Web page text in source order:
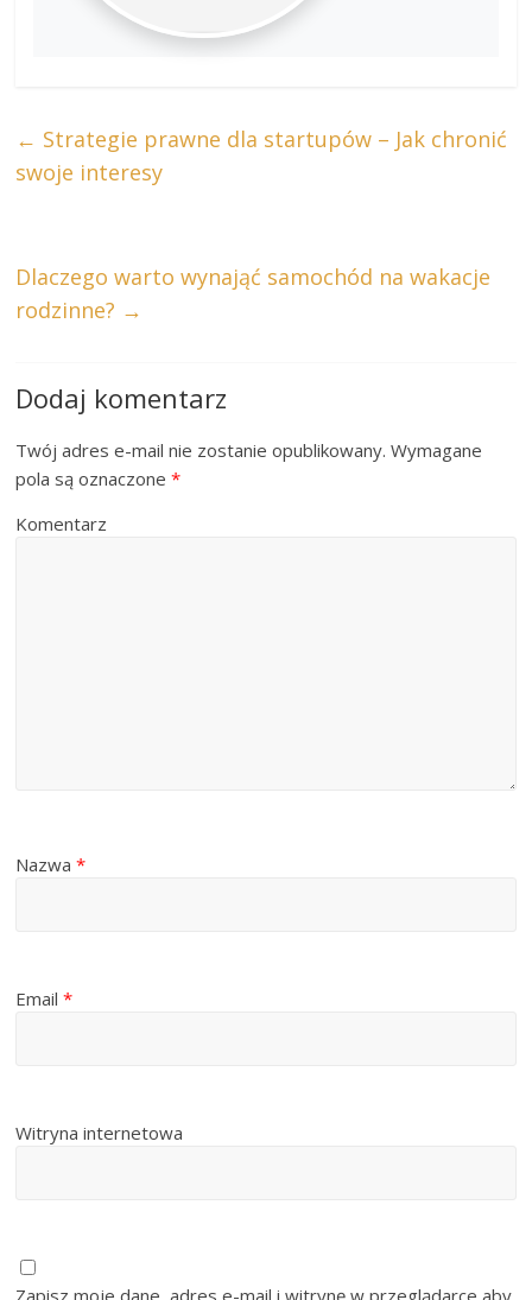
← Strategie prawne dla startupów – Jak chronić
swoje interesy
Dlaczego warto wynająć samochód na wakacje
rodzinne? →
Dodaj komentarz
Twój adres e-mail nie zostanie opublikowany. Wymagane
pola są oznaczone*
Komentarz
Nazwa*
Email*
Witryna internetowa